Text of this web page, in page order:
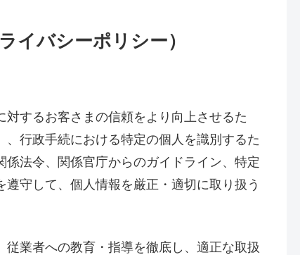
イバシーポリシー）
するお客さまの信頼をより向上させるた
行政手続における特定の個人を識別するた
法令、関係官庁からのガイドライン、特定
守して、個人情報を厳正・適切に取り扱う
業者への教育・指導を徹底し、適正な取扱